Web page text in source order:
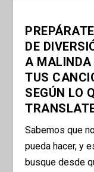
DE
A MALINDA
TUS
SEGÚN LO
Sabemos que
pueda hacer, y
busque desde